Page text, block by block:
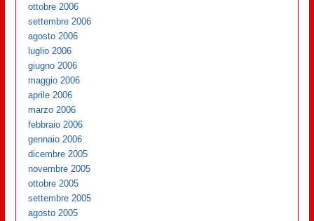
ottobre 2006
settembre 2006
agosto 2006
luglio 2006
giugno 2006
maggio 2006
aprile 2006
marzo 2006
febbraio 2006
gennaio 2006
dicembre 2005
novembre 2005
ottobre 2005
settembre 2005
agosto 2005